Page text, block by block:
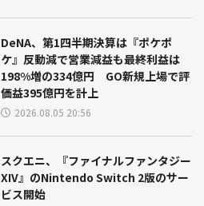
DeNA、第1四半期決算は『ポケポ
ケ』反動減で営業減益も最終利益は
198%増の334億円 GO新規上場で評
価益395億円を計上
2026.08.05 20:56
スクエニ、『ファイナルファンタジー
XIV』のNintendo Switch 2版のサー
ビス開始